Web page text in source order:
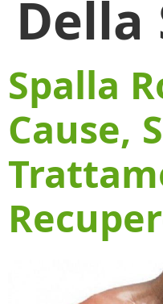
Della
Spalla
Cause,